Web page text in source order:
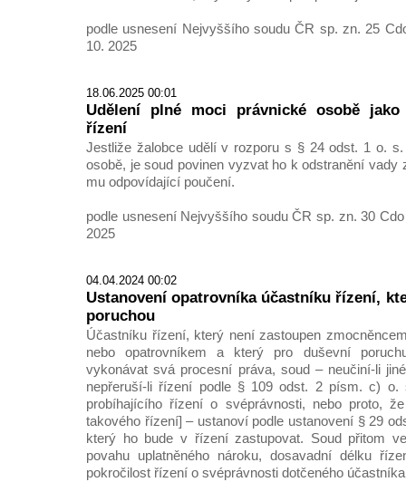
podle usnesení Nejvyššího soudu ČR sp. zn. 25
10. 2025
18.06.2025 00:01
Udělení plné moci právnické osobě jako
řízení
Jestliže žalobce udělí v rozporu s § 24 odst. 1 o.
osobě, je soud povinen vyzvat ho k odstranění vady
mu odpovídající poučení.
podle usnesení Nejvyššího soudu ČR sp. zn. 30
2025
04.04.2024 00:02
Ustanovení opatrovníka účastníku řízení,
poruchou
Účastníku řízení, který není zastoupen
nebo opatrovníkem a který pro duševní
vykonávat svá procesní práva, soud – neučiní-li
nepřeruší-li řízení podle § 109 odst. 2 písm. c)
probíhajícího řízení o svéprávnosti, nebo proto,
takového řízení] – ustanoví podle ustanovení § 29
který ho bude v řízení zastupovat. Soud přitom
povahu uplatněného nároku, dosavadní délku
pokročilost řízení o svéprávnosti dotčeného